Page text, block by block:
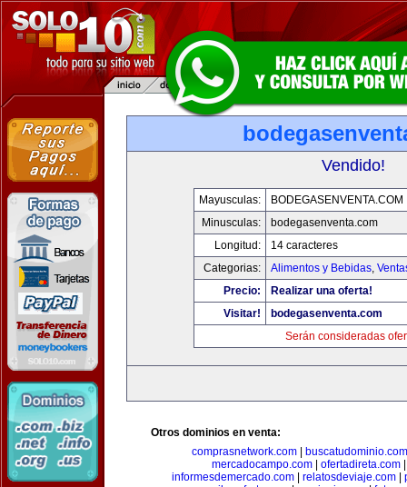
Vendido!
Mayusculas:
BODEGASENVENTA.COM
Minusculas:
bodegasenventa.com
Longitud:
14 caracteres
Categorias:
Alimentos y Bebidas,
Precio:
Realizar una oferta!
Visitar!
bodegasenventa.com
Serán consideradas
Otros dominios en venta:
comprasnetwork.com
buscatudominio.com
mercadocampo.com| ofertadireta.com
informesdemercado.com| relatosdeviaje.com|